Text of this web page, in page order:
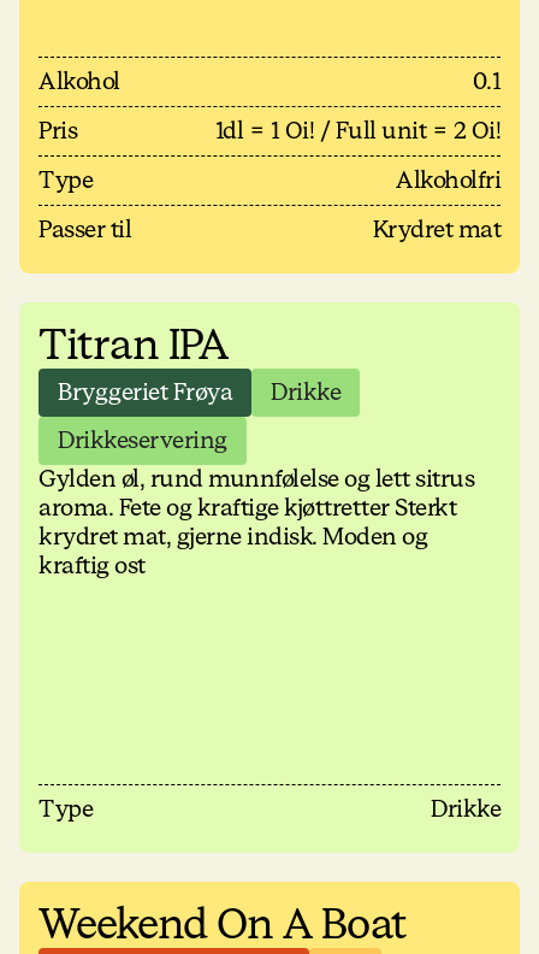
Alkohol
0.1
Pris
1dl = 1 Oi! / Full unit = 2 Oi!
Type
Alkoholfri
Passer til
Krydret mat
Titran IPA
Bryggeriet Frøya
Drikke
Drikkeservering
Gylden øl, rund munnfølelse og lett sitrus
aroma. Fete og kraftige kjøttretter Sterkt
krydret mat, gjerne indisk. Moden og
kraftig ost
Type Drikke
Weekend On A Boat